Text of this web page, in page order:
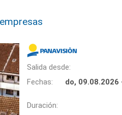
Salida desde:
Fechas:
do, 09.08.2026
Duración: